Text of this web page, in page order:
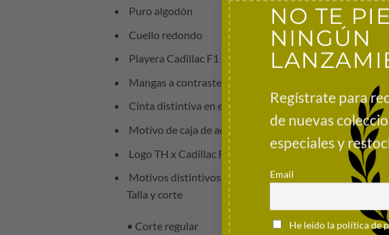
NO TE
NINGÚN
Regístrate para
de nuevas
especiales y
Email
He leído la política de
Puro algodón
Cuello redondo
Playera Cadillac F1 2026 Fanwear Script con licencia
Mangas a contraste
Cinta distintiva en el interior del cuello
Motivo de caja de aceleración en la parte trasera
Logo TH x Cadillac Formula 1® Team en el pecho
Motivos distintivos de TH x Cadillac Formula 1® Team
Talla y corte
• Corte regular